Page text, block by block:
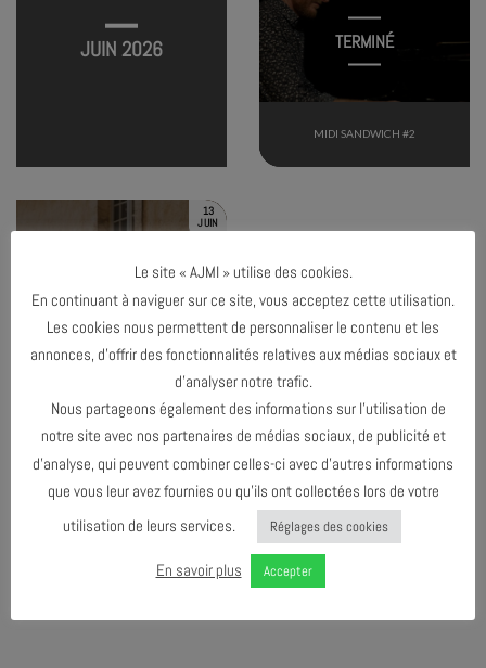
JUIN 2026
MIDI SANDWICH #2
TERMINÉ
13
JUIN
TRIPTYQUE SONORE
TERMINÉ
MAI 2026
Le site « AJMI » utilise des cookies.
En continuant à naviguer sur ce site, vous acceptez cette utilisation.
Les cookies nous permettent de personnaliser le contenu et les
annonces, d’offrir des fonctionnalités relatives aux médias sociaux et
d’analyser notre trafic.
Nous partageons également des informations sur l’utilisation de
notre site avec nos partenaires de médias sociaux, de publicité et
d’analyse, qui peuvent combiner celles-ci avec d’autres informations
que vous leur avez fournies ou qu’ils ont collectées lors de votre
utilisation de leurs services.
Réglages des cookies
En savoir plus Accepter